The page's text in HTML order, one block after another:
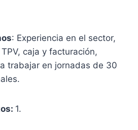
: Experiencia en el sector,
caja y facturación,
trabajar en jornadas de 30
1.